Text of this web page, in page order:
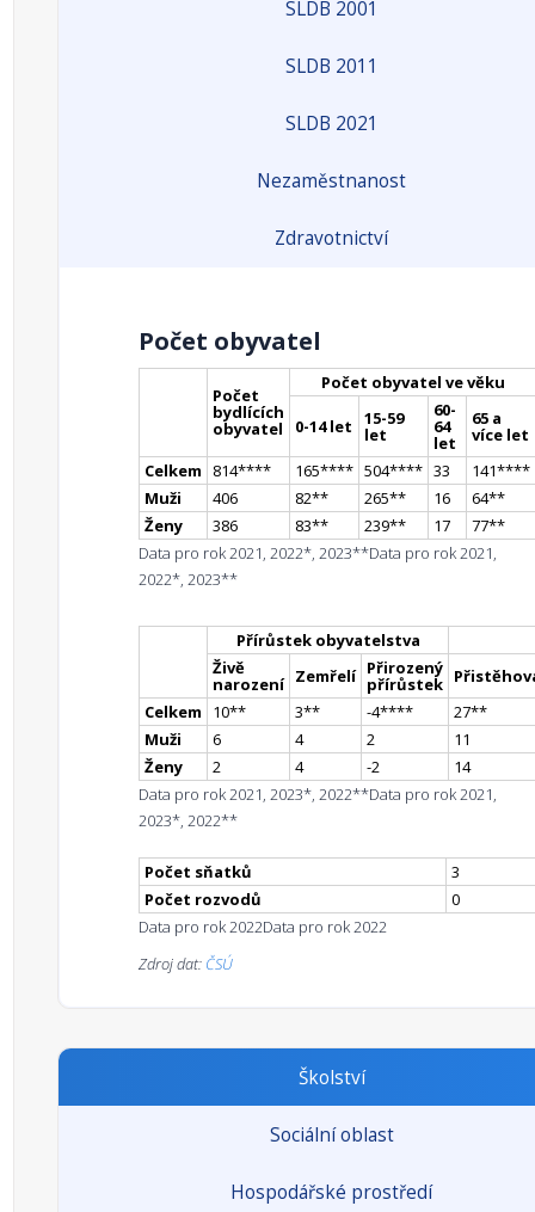
SLDB 2001
SLDB 2011
SLDB 2021
Nezaměstnanost
Zdravotnictví
Počet obyvatel
Počet
bydlících
obyvatel
Počet obyvatel ve věku
0-14 let 15-59
let
60-
64
let
65 a
více let
Celkem
814**** 165**** 504**** 33 141****
Muži
406 82** 265** 16 64**
Ženy
386 83** 239** 17 77**
Data pro rok 2021, 2022*, 2023**Data pro rok 2021,
2022*, 2023**
Přírůstek obyvatelstva
Živě
narození Zemřelí Přirozený
přírůstek
Celkem
10** 3** -4**** 27**
Muži
6 4 2
11
Ženy
2 4 -2
14
Data pro rok 2021, 2023*, 2022**Data pro rok 2021,
2023*, 2022**
Počet sňatků
3
Počet rozvodů
0
Data pro rok 2022Data pro rok 2022
Zdroj dat: ČSÚ
Školství
Sociální oblast
Hospodářské prostředí